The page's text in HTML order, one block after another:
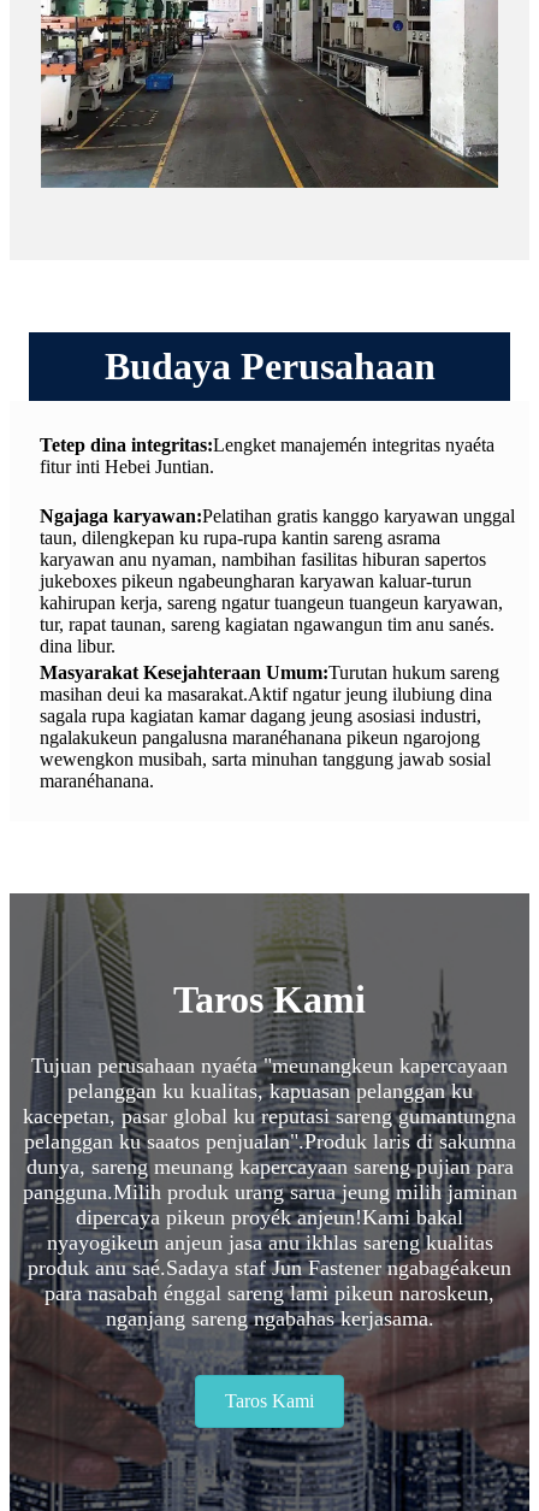
Budaya Perusahaan
Tetep dina integritas:Lengket manajemén integritas nyaéta
fitur inti Hebei Juntian.
Ngajaga karyawan:Pelatihan gratis kanggo karyawan unggal
taun, dilengkepan ku rupa-rupa kantin sareng asrama
karyawan anu nyaman, nambihan fasilitas hiburan sapertos
jukeboxes pikeun ngabeungharan karyawan kaluar-turun
kahirupan kerja, sareng ngatur tuangeun tuangeun karyawan,
tur, rapat taunan, sareng kagiatan ngawangun tim anu sanés.
dina libur.
Masyarakat Kesejahteraan Umum:Turutan hukum sareng
masihan deui ka masarakat.Aktif ngatur jeung ilubiung dina
sagala rupa kagiatan kamar dagang jeung asosiasi industri,
ngalakukeun pangalusna maranéhanana pikeun ngarojong
wewengkon musibah, sarta minuhan tanggung jawab sosial
maranéhanana.
Taros Kami
Tujuan perusahaan nyaéta "meunangkeun kapercayaan
pelanggan ku kualitas, kapuasan pelanggan ku
kacepetan, pasar global ku reputasi sareng gumantungna
pelanggan ku saatos penjualan".Produk laris di sakumna
dunya, sareng meunang kapercayaan sareng pujian para
pangguna.Milih produk urang sarua jeung milih jaminan
dipercaya pikeun proyék anjeun!Kami bakal
nyayogikeun anjeun jasa anu ikhlas sareng kualitas
produk anu saé.Sadaya staf Jun Fastener ngabagéakeun
para nasabah énggal sareng lami pikeun naroskeun,
nganjang sareng ngabahas kerjasama.
Taros Kami